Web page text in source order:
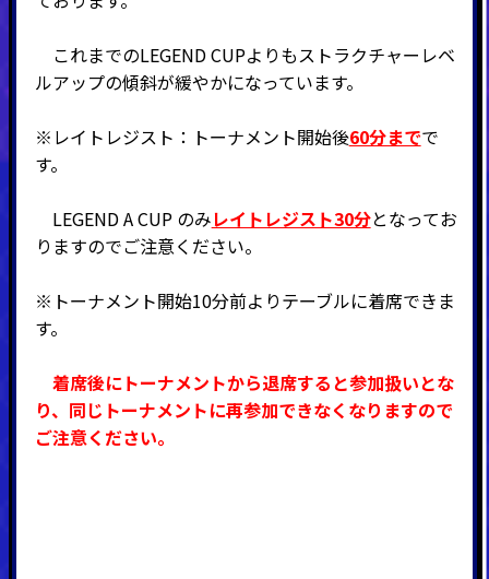
これまでのLEGEND CUPよりもストラクチャーレベ
ルアップの傾斜が緩やかになっています。
※レイトレジスト：トーナメント開始後60分までで
す。
LEGEND A CUP のみレイトレジスト30分となってお
りますのでご注意ください。
※トーナメント開始10分前よりテーブルに着席できま
す。
着席後にトーナメントから退席すると参加扱いとな
り、同じトーナメントに再参加できなくなりますので
ご注意ください。